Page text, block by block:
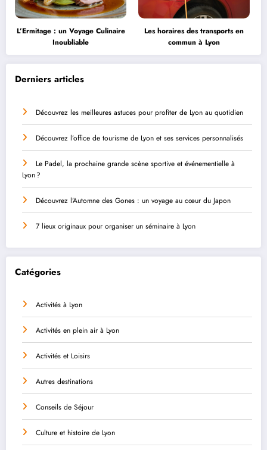
L’Ermitage : un Voyage Culinaire
Inoubliable
Les horaires des transports en
commun à Lyon
Derniers articles
Découvrez les meilleures astuces pour profiter de Lyon au quotidien
Découvrez l’office de tourisme de Lyon et ses services personnalisés
Le Padel, la prochaine grande scène sportive et événementielle à
Lyon ?
Découvrez l’Automne des Gones : un voyage au cœur du Japon
7 lieux originaux pour organiser un séminaire à Lyon
Catégories
Activités à Lyon
Activités en plein air à Lyon
Activités et Loisirs
Autres destinations
Conseils de Séjour
Culture et histoire de Lyon